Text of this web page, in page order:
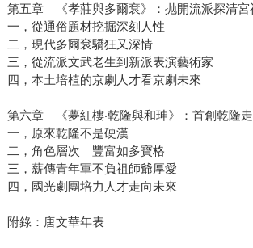
第五章 《孝莊與多爾袞》：抛開流派探清宮
一，從通俗題材挖掘深刻人性
二，現代多爾袞驕狂又深情
三，從流派文武老生到新派表演藝術家
四，本土培植的京劇人才看京劇未來
第六章 《夢紅樓‧乾隆與和珅》：首創乾隆
一，原來乾隆不是硬漢
二，角色層次 豐富如多寶格
三，薪傳青年軍不負祖師爺厚愛
四，國光劇團培力人才走向未來
附錄：唐文華年表